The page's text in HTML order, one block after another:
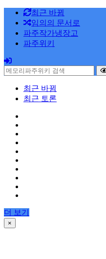
최근 바뀜
임의의 문서로
파주작가냉장고
파주위키
최근 바뀜
최근 토론
더 보기
×